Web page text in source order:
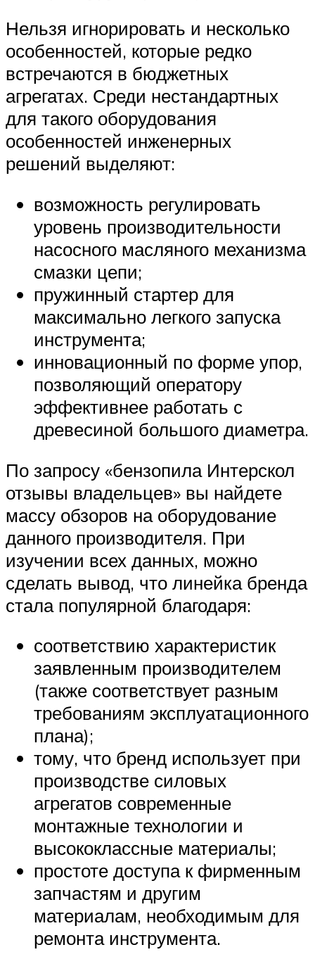
Нельзя игнорировать и несколько
особенностей, которые редко
встречаются в бюджетных
агрегатах. Среди нестандартных
для такого оборудования
особенностей инженерных
решений выделяют:
возможность регулировать
уровень производительности
насосного масляного механизма
смазки цепи;
пружинный стартер для
максимально легкого запуска
инструмента;
инновационный по форме упор,
позволяющий оператору
эффективнее работать с
древесиной большого диаметра.
По запросу «бензопила Интерскол
отзывы владельцев» вы найдете
массу обзоров на оборудование
данного производителя. При
изучении всех данных, можно
сделать вывод, что линейка бренда
стала популярной благодаря:
соответствию характеристик
заявленным производителем
(также соответствует разным
требованиям эксплуатационного
плана);
тому, что бренд использует при
производстве силовых
агрегатов современные
монтажные технологии и
высококлассные материалы;
простоте доступа к фирменным
запчастям и другим
материалам, необходимым для
ремонта инструмента.